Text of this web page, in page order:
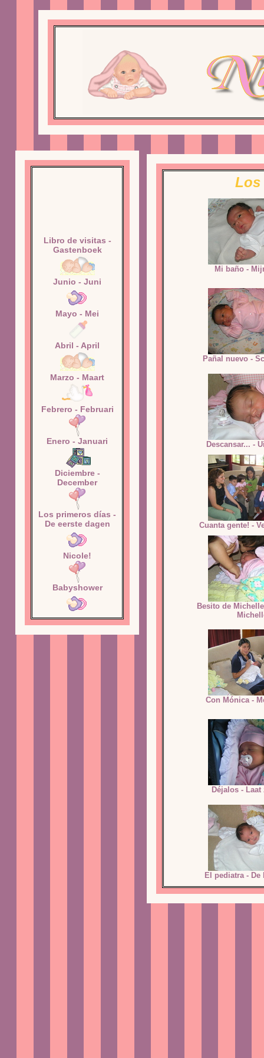
Libro de visitas -
Gastenboek
Junio - Juni
Mayo - Mei
Abril - April
Marzo - Maart
Febrero - Februari
Enero - Januari
Diciembre -
December
Los primeros días -
De eerste dagen
Nicole!
Babyshower
Los
Mi baño -
Pañal nuevo -
Descansar... -
Cuanta gente! -
Besito de
Con Mónica -
Déjalos - Laat
El pediatra - De